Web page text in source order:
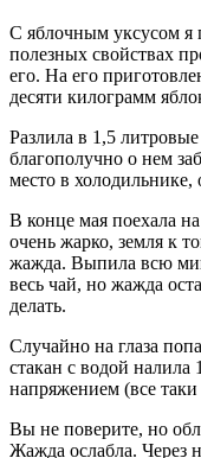
С яблочным уксусом я
полезных свойствах
его. На его
десяти килограмм
Разлила в 1,5
благополучно о нем
место в холодильнике,
В конце мая поехала
очень жарко, земля к
жажда. Выпила всю
весь чай, но жажда
делать.
Случайно на глаза
стакан с водой
напряжением (все
Вы не поверите, но
Жажда ослабла. Через